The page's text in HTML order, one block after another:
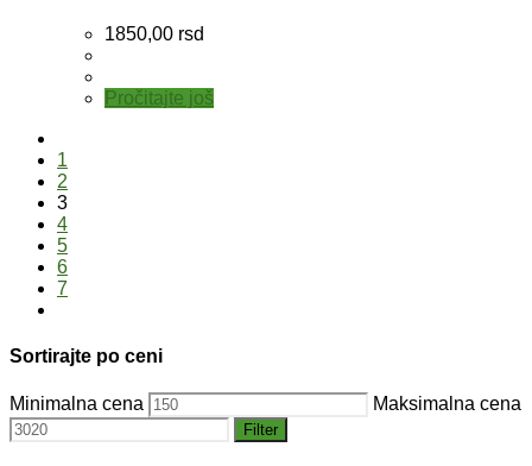
1850,00 rsd
Pročitajte još
1
2
3
4
5
6
7
Sortirajte po ceni
Minimalna cena Maksimalna cena
Filter